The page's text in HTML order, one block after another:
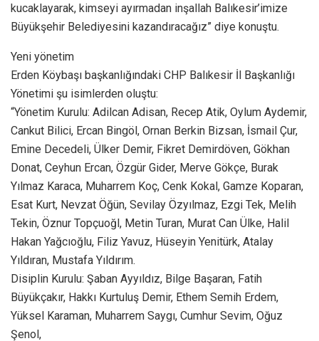
kucaklayarak, kimseyi ayırmadan inşallah Balıkesir’imize
Büyükşehir Belediyesini kazandıracağız” diye konuştu.
Yeni yönetim
Erden Köybaşı başkanlığındaki CHP Balıkesir İl Başkanlığı
Yönetimi şu isimlerden oluştu:
“Yönetim Kurulu: Adilcan Adisan, Recep Atik, Oylum Aydemir,
Cankut Bilici, Ercan Bingöl, Ornan Berkin Bizsan, İsmail Çur,
Emine Decedeli, Ülker Demir, Fikret Demirdöven, Gökhan
Donat, Ceyhun Ercan, Özgür Gider, Merve Gökçe, Burak
Yılmaz Karaca, Muharrem Koç, Cenk Kokal, Gamze Koparan,
Esat Kurt, Nevzat Öğün, Sevilay Özyılmaz, Ezgi Tek, Melih
Tekin, Öznur Topçuoğl, Metin Turan, Murat Can Ülke, Halil
Hakan Yağcıoğlu, Filiz Yavuz, Hüseyin Yenitürk, Atalay
Yıldıran, Mustafa Yıldırım.
Disiplin Kurulu: Şaban Ayyıldız, Bilge Başaran, Fatih
Büyükçakır, Hakkı Kurtuluş Demir, Ethem Semih Erdem,
Yüksel Karaman, Muharrem Saygı, Cumhur Sevim, Oğuz
Şenol,